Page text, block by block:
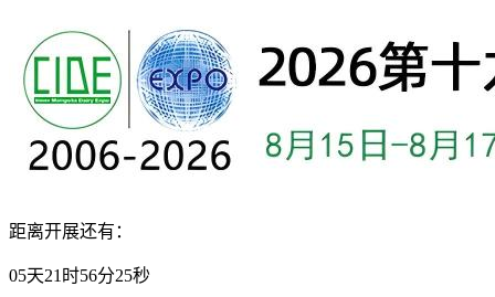
距离开展还有：
05天21 时56分25秒